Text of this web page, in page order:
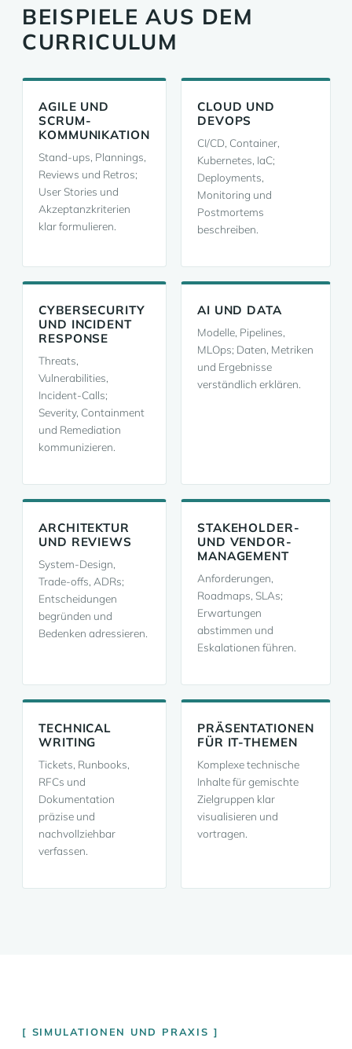
BEISPIELE AUS DEM
CURRICULUM
AGILE UND
SCRUM-
KOMMUNIKATION
Stand-ups, Plannings,
Reviews und Retros;
User Stories und
Akzeptanzkriterien
klar formulieren.
CLOUD UND
DEVOPS
CI/CD, Container,
Kubernetes, IaC;
Deployments,
Monitoring und
Postmortems
beschreiben.
CYBERSECURITY
UND INCIDENT
RESPONSE
Threats,
Vulnerabilities,
Incident-Calls;
Severity, Containment
und Remediation
kommunizieren.
AI UND DATA
Modelle, Pipelines,
MLOps; Daten, Metriken
und Ergebnisse
verständlich erklären.
ARCHITEKTUR
UND REVIEWS
System-Design,
Trade-offs, ADRs;
Entscheidungen
begründen und
Bedenken adressieren.
STAKEHOLDER-
UND VENDOR-
MANAGEMENT
Anforderungen,
Roadmaps, SLAs;
Erwartungen
abstimmen und
Eskalationen führen.
TECHNICAL
WRITING
Tickets, Runbooks,
RFCs und
Dokumentation
präzise und
nachvollziehbar
verfassen.
PRÄSENTATIONEN
FÜR IT-THEMEN
Komplexe technische
Inhalte für gemischte
Zielgruppen klar
visualisieren und
vortragen.
SIMULATIONEN UND PRAXIS